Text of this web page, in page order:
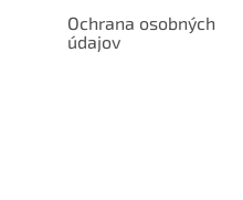
Ochrana osobných
údajov